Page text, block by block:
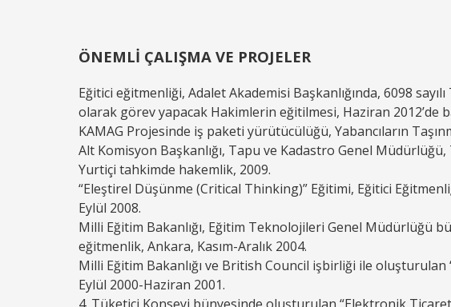
ÖNEMLİ ÇALIŞMA VE PROJELER
Eğitici eğitmenliği, Adalet Akademisi Başkanlığında, 6098
olarak görev yapacak Hakimlerin eğitilmesi, Haziran 2012’de
KAMAG Projesinde iş paketi yürütücülüğü, Yabancıların
Alt Komisyon Başkanlığı, Tapu ve Kadastro Genel
Yurtiçi tahkimde hakemlik, 2009.
“Eleştirel Düşünme (Critical Thinking)” Eğitimi, Eğitici
Eylül 2008.
Milli Eğitim Bakanlığı, Eğitim Teknolojileri Genel Müdürlüğü
eğitmenlik, Ankara, Kasım-Aralık 2004.
Milli Eğitim Bakanlığı ve British Council işbirliği ile oluşturulan
Eylül 2000-Haziran 2001.